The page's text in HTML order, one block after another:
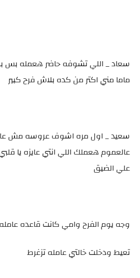
سعاد _ اللي تشوفه حاضر هعمله بس
ماما مني اكتر من كده بلاش فرح كبير
سعيد _ اول مره اشوف عروسه مش
عالعموم هعملك اللي انتي عايزه يا
علي الضيق
وجه يوم الفرح وامي كانت قاعده عامله
تعيط ودخلت خالتي عامله تزغرط